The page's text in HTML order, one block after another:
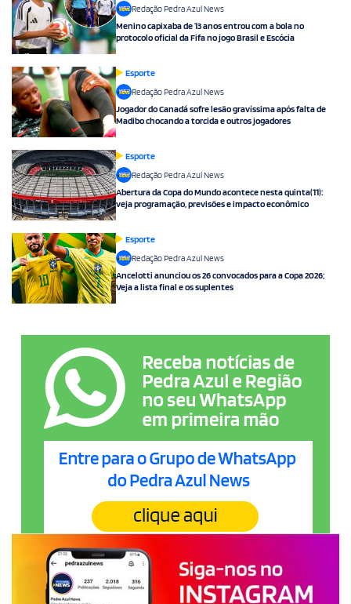
Redação Pedra Azul News
Menino capixaba de 13 anos entrou com a bola no
protocolo oficial da Fifa no jogo Brasil e Escócia
Esporte
Redação Pedra Azul News
Jogador do Canadá sofre lesão gravíssima após falta de
Madibo chocando a torcida e outros jogadores
Esporte
Redação Pedra Azul News
Abertura da Copa do Mundo acontece nesta quinta(11):
veja programação, previsões e impacto econômico
Esporte
Redação Pedra Azul News
Ancelotti anunciou os 26 convocados para a Copa 2026;
Veja a lista final e os suplentes